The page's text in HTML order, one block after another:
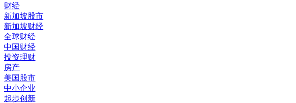
财经
新加坡股市
新加坡财经
全球财经
中国财经
投资理财
房产
美国股市
中小企业
起步创新